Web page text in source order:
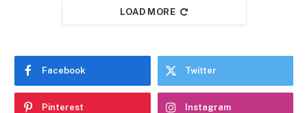
LOAD MORE
Facebook Twitter
Pinterest Instagram